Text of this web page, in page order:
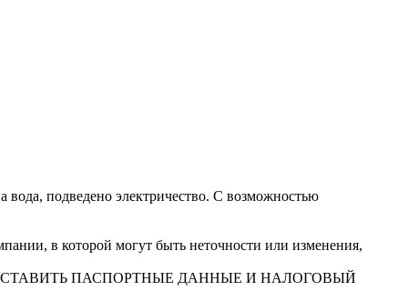
подведено электричество. С возможностью
в которой могут быть неточности или изменения,
ПАСПОРТНЫЕ ДАННЫЕ И НАЛОГОВЫЙ